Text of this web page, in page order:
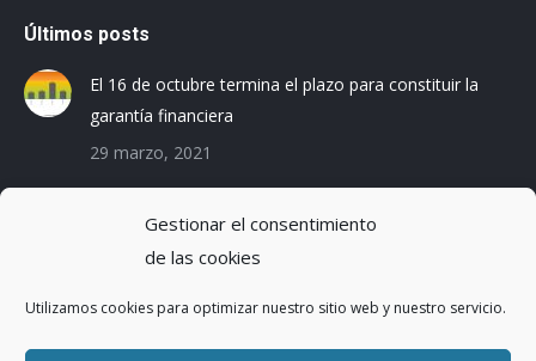
Gestionar el consentimiento
de las cookies
Utilizamos cookies para optimizar nuestro sitio web y nuestro servicio.
Últimos posts
El 16 de octubre termina el plazo para constituir la
garantía financiera
29 marzo, 2021
de la Huella de Carbono
3 diciembre, 2019
Reduciendo la Huella Hídrica en una planta de
montaje de coches